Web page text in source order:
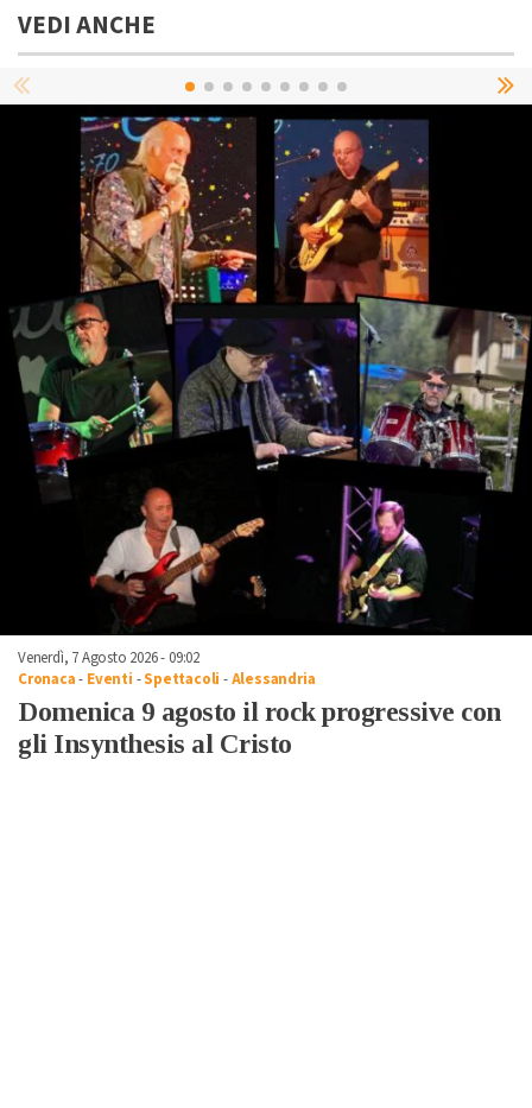
VEDI ANCHE
Venerdì, 7 Agosto 2026 - 09:02
Cronaca- Eventi -Spettacoli -Alessandria
Domenica 9 agosto il rock progressive con
gli Insynthesis al Cristo